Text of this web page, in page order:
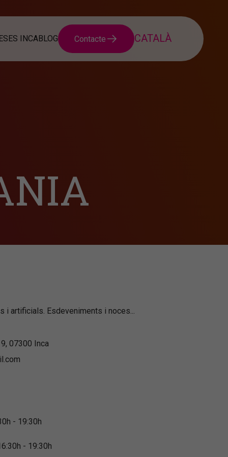
INCABLOG Contacte
i artificials. Esdeveniments i noces...
07300 Inca
- 19:30h
- 19:30h